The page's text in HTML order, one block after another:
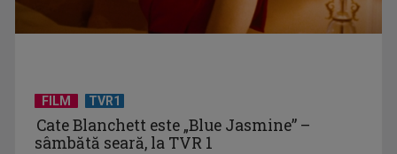
FILM TVR1
Cate Blanchett este „Blue Jasmine” –
sâmbătă seară, la TVR 1